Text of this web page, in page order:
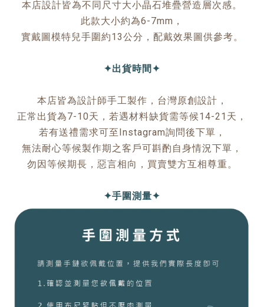
本店設計皆為不同尺寸大小晶石堆疊營造層次感。
此款大小約為6-7mm，
實戴圖模特兒手圍約13公分，配戴效果圖供參考。
✦出貨時間✦
本店皆為設計師手工製作，台灣原創設計，
正常出貨為7-10天，若遇材料缺貨需等候14-21天，
若有送禮需求可至Instagram詢問後下單，
無法耐心等候製作期之客戶可斟酌自身情況下單，
勿因等候期長，惡言相向，買賣雙方互相尊重。
✦手圍測量✦